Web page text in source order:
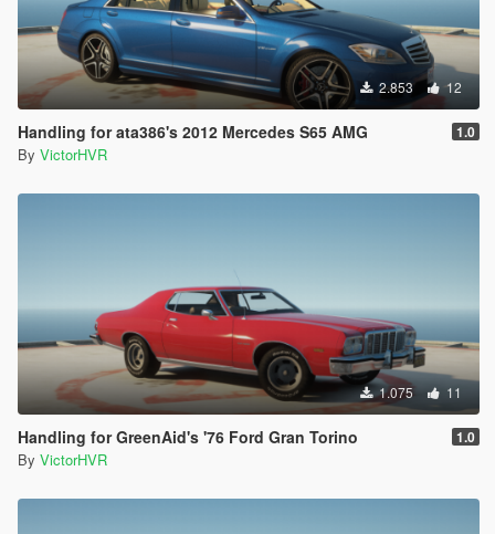
2.853 12
Handling for ata386's 2012 Mercedes S65 AMG 1.0
By VictorHVR
1.075 11
Handling for GreenAid's '76 Ford Gran Torino 1.0
By VictorHVR